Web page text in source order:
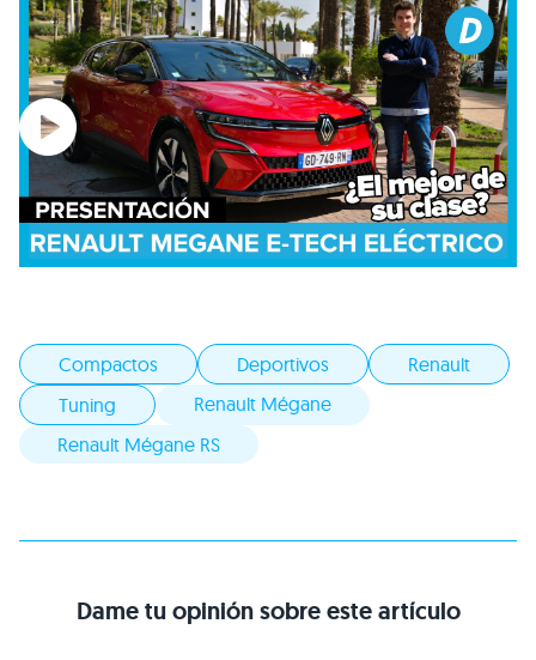
Compactos Deportivos
Renault
Tuning
Renault Mégane
Renault Mégane RS
Dame tu opinión sobre este artículo